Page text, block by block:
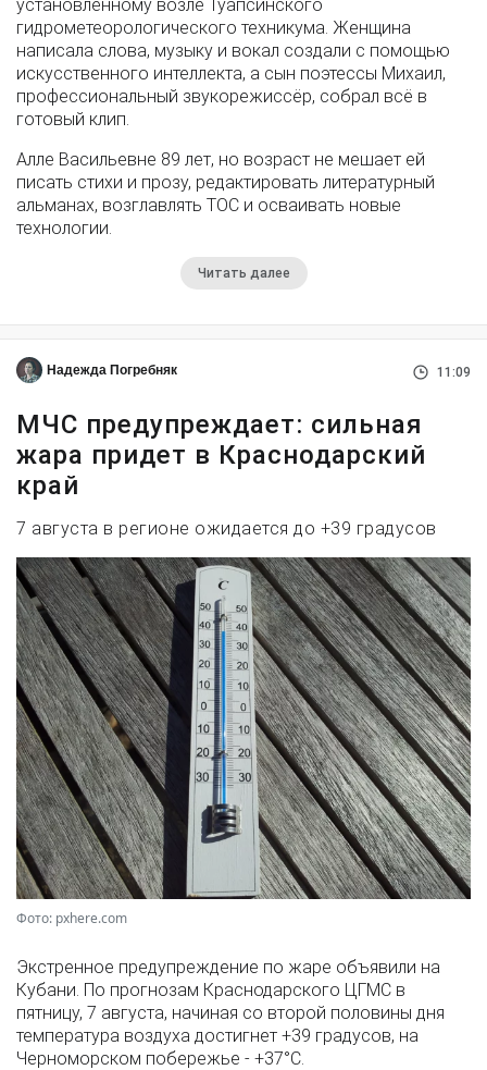
установленному возле Туапсинского
гидрометеорологического техникума. Женщина
написала слова, музыку и вокал создали с помощью
искусственного интеллекта, а сын поэтессы Михаил,
профессиональный звукорежиссёр, собрал всё в
готовый клип.
Алле Васильевне 89 лет, но возраст не мешает ей
писать стихи и прозу, редактировать литературный
альманах, возглавлять ТОС и осваивать новые
технологии.
Читать далее
Надежда Погребняк 11:09
МЧС предупреждает: сильная
жара придет в Краснодарский
край
7 августа в регионе ожидается до +39 градусов
Фото: pxhere.com
Экстренное предупреждение по жаре объявили на
Кубани. По прогнозам Краснодарского ЦГМС в
пятницу, 7 августа, начиная со второй половины дня
температура воздуха достигнет +39 градусов, на
Черноморском побережье - +37°­С.